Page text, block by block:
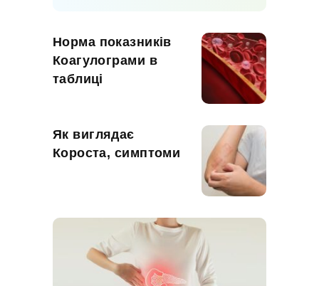
Норма показників
Коагулограми в
таблиці
Як виглядає
Короста, симптоми